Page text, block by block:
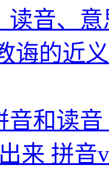
读音、
诲的近
音和读
来 拼音